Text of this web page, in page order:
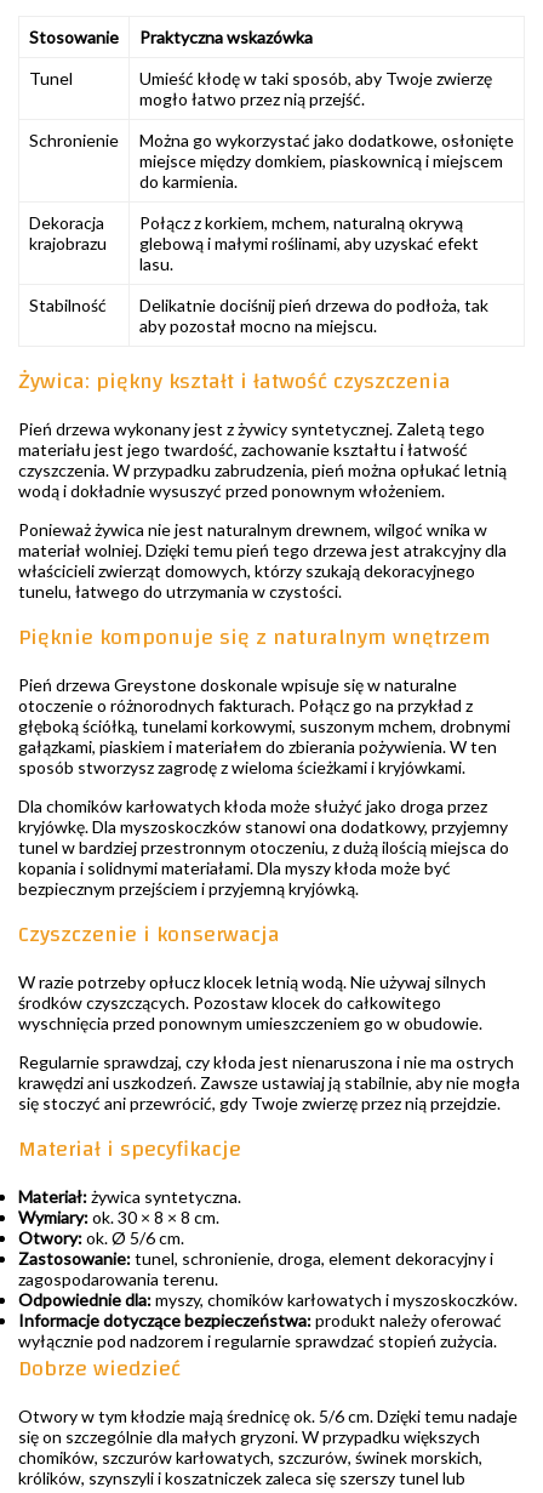
Stosowanie
Praktyczna wskazówka
Tunel
Umieść kłodę w taki sposób, aby Twoje zwierzę
mogło łatwo przez nią przejść.
Schronienie
Można go wykorzystać jako dodatkowe, osłonięte
miejsce między domkiem, piaskownicą i miejscem
do karmienia.
Dekoracja
krajobrazu
Połącz z korkiem, mchem, naturalną okrywą
glebową i małymi roślinami, aby uzyskać efekt
lasu.
Stabilność
Delikatnie dociśnij pień drzewa do podłoża, tak
aby pozostał mocno na miejscu.
Żywica: piękny kształt i łatwość czyszczenia
Pień drzewa wykonany jest z żywicy syntetycznej. Zaletą tego
materiału jest jego twardość, zachowanie kształtu i łatwość
czyszczenia. W przypadku zabrudzenia, pień można opłukać letnią
wodą i dokładnie wysuszyć przed ponownym włożeniem.
Ponieważ żywica nie jest naturalnym drewnem, wilgoć wnika w
materiał wolniej. Dzięki temu pień tego drzewa jest atrakcyjny dla
właścicieli zwierząt domowych, którzy szukają dekoracyjnego
tunelu, łatwego do utrzymania w czystości.
Pięknie komponuje się z naturalnym wnętrzem
Pień drzewa Greystone doskonale wpisuje się w naturalne
otoczenie o różnorodnych fakturach. Połącz go na przykład z
głęboką ściółką, tunelami korkowymi, suszonym mchem, drobnymi
gałązkami, piaskiem i materiałem do zbierania pożywienia. W ten
sposób stworzysz zagrodę z wieloma ścieżkami i kryjówkami.
Dla chomików karłowatych kłoda może służyć jako droga przez
kryjówkę. Dla myszoskoczków stanowi ona dodatkowy, przyjemny
tunel w bardziej przestronnym otoczeniu, z dużą ilością miejsca do
kopania i solidnymi materiałami. Dla myszy kłoda może być
bezpiecznym przejściem i przyjemną kryjówką.
Czyszczenie i konserwacja
W razie potrzeby opłucz klocek letnią wodą. Nie używaj silnych
środków czyszczących. Pozostaw klocek do całkowitego
wyschnięcia przed ponownym umieszczeniem go w obudowie.
Regularnie sprawdzaj, czy kłoda jest nienaruszona i nie ma ostrych
krawędzi ani uszkodzeń. Zawsze ustawiaj ją stabilnie, aby nie mogła
się stoczyć ani przewrócić, gdy Twoje zwierzę przez nią przejdzie.
Materiał i specyfikacje
Materiał:żywica syntetyczna.
Wymiary:ok. 30 × 8 × 8 cm.
Otwory:ok. Ø 5/6 cm.
Zastosowanie:tunel, schronienie, droga, element dekoracyjny i
zagospodarowania terenu.
Odpowiednie dla:myszy, chomików karłowatych i myszoskoczków.
Informacje dotyczące bezpieczeństwa:produkt należy oferować
wyłącznie pod nadzorem i regularnie sprawdzać stopień zużycia.
Dobrze wiedzieć
Otwory w tym kłodzie mają średnicę ok. 5/6 cm. Dzięki temu nadaje
się on szczególnie dla małych gryzoni. W przypadku większych
chomików, szczurów karłowatych, szczurów, świnek morskich,
królików, szynszyli i koszatniczek zaleca się szerszy tunel lub